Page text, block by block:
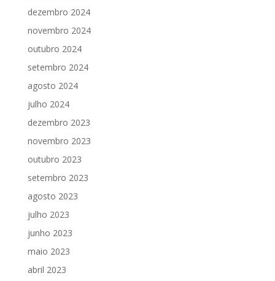
dezembro 2024
novembro 2024
outubro 2024
setembro 2024
agosto 2024
julho 2024
dezembro 2023
novembro 2023
outubro 2023
setembro 2023
agosto 2023
julho 2023
junho 2023
maio 2023
abril 2023